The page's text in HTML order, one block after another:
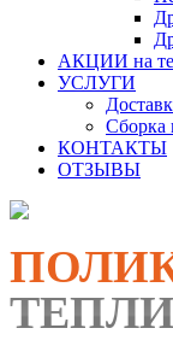
АКЦИИ на
УСЛУГИ
Сборка
КОНТАКТЫ
ОТЗЫВЫ